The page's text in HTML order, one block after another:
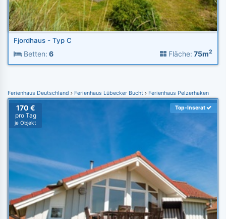
Fjordhaus - Typ C
Betten: 6 Fläche: 75m2
Ferienhaus Deutschland Ferienhaus Lübecker Bucht Ferienhaus Pelzerhaken
170 €
pro Tag
je Objekt
Top-Inserat